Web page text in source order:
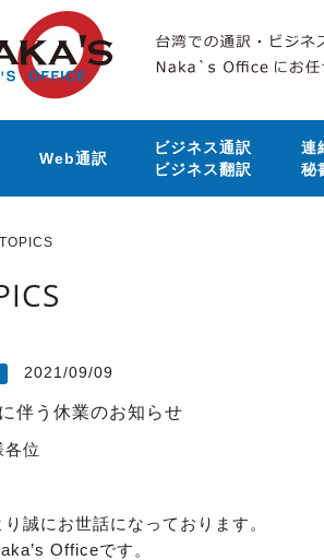
Web通訳
ビジネス通訳
ビジネス翻訳
連
秘
TOPICS
2021/09/09
伴う休業のお知らせ
各位
誠にお世話になっております。
Officeです。